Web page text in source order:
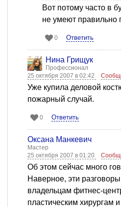
Вот потому часто в
не умеют правильно
0 Ответить
Нина Грищук
Профессионал
25 октября 2007 в 02:42
Уже купила деловой
пожарный случай.
0 Ответить
Оксана Манкевич
Мастер
25 октября 2007 в 01:20
Об этом сейчас много
Наверное, эти
владельцам фитнес-
пластическим хирургам